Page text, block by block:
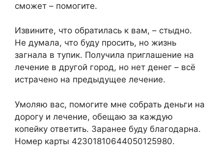
сможет – помогите.
Извините, что обратилась к вам, – стыдно.
Не думала, что буду просить, но жизнь
загнала в тупик. Получила приглашение на
лечение в другой город, но нет денег – всё
истрачено на предыдущее лечение.
Умоляю вас, помогите мне собрать деньги на
дорогу и лечение, обещаю за каждую
копейку ответить. Заранее буду благодарна.
Номер карты 42301810644050125980.